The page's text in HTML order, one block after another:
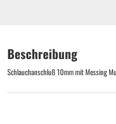
Beschreibung
Schlauchanschluß 10mm mit Messing